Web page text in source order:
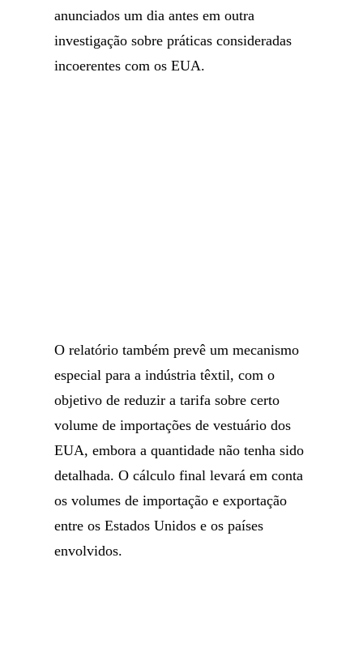
anunciados um dia antes em outra
investigação sobre práticas consideradas
incoerentes com os EUA.
O relatório também prevê um mecanismo
especial para a indústria têxtil, com o
objetivo de reduzir a tarifa sobre certo
volume de importações de vestuário dos
EUA, embora a quantidade não tenha sido
detalhada. O cálculo final levará em conta
os volumes de importação e exportação
entre os Estados Unidos e os países
envolvidos.